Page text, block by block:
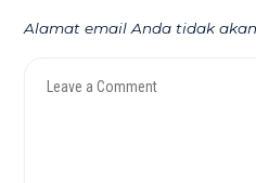
Alamat email Anda tidak